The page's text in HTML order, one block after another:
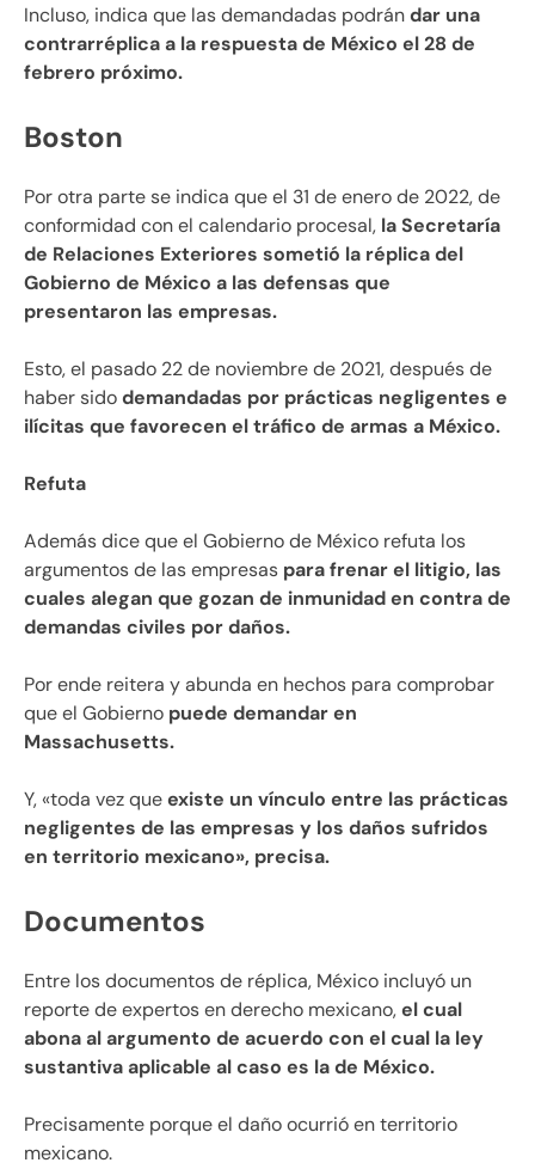
Incluso, indica que las demandadas podrándar una
contrarréplica a la respuesta de México el 28 de
febrero próximo.
Boston
Por otra parte se indica que el 31 de enero de 2022, de
conformidad con el calendario procesal, la Secretaría
de Relaciones Exteriores sometió la réplica del
Gobierno de México a las defensas que
presentaron las empresas.
Esto, el pasado 22 de noviembre de 2021, después de
haber sidodemandadas por prácticas negligentes e
ilícitas que favorecen el tráfico de armas a México.
Refuta
Además dice que el Gobierno de México refuta los
argumentos de las empresas para frenar el litigio, las
cuales alegan que gozan de inmunidad en contra de
demandas civiles por daños.
Por ende reitera y abunda en hechos para comprobar
que el Gobierno puede demandar en
Massachusetts.
Y, «toda vez queexiste un vínculo entre las prácticas
negligentes de las empresas y los daños sufridos
en territorio mexicano», precisa.
Documentos
Entre los documentos de réplica, México incluyó un
reporte de expertos en derecho mexicano,el cual
abona al argumento de acuerdo con el cual la ley
sustantiva aplicable al caso es la de México.
Precisamente porque el daño ocurrió en territorio
mexicano.